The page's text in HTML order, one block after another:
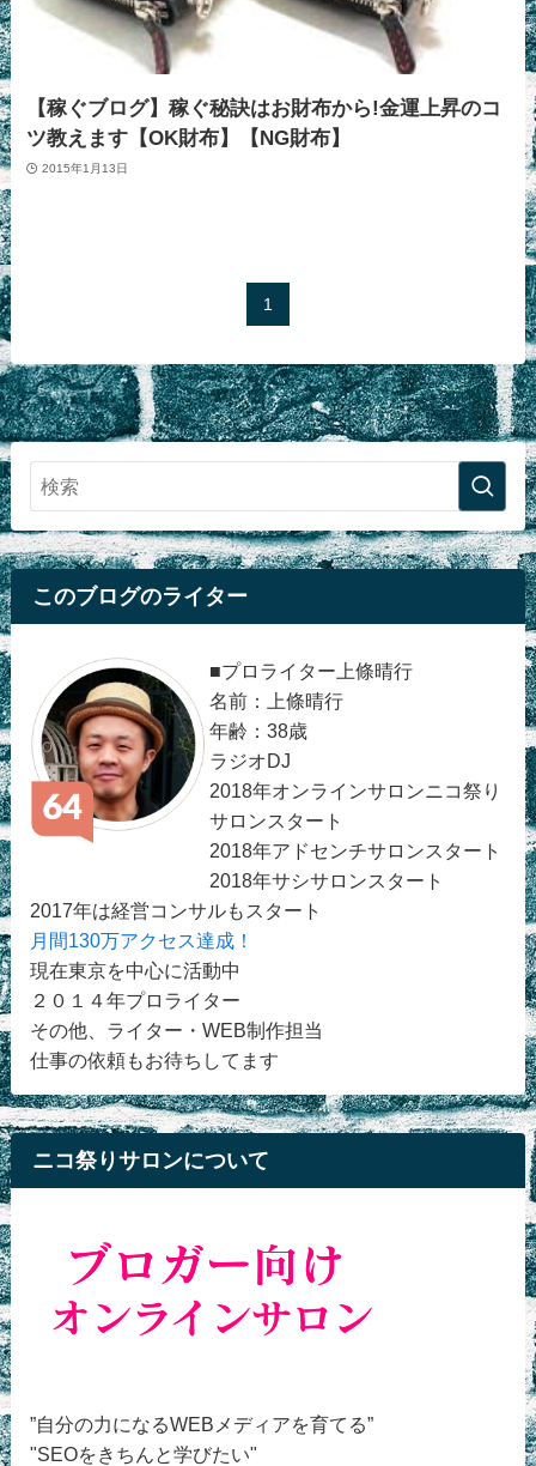
【稼ぐブログ】稼ぐ秘訣はお財布から!金運上昇のコ
ツ教えます【OK財布】【NG財布】
2015年1月13日
1
このブログのライター
■プロライター上條晴行
名前：上條晴行
年齢：38歳
ラジオDJ
2018年オンラインサロンニコ祭り
サロンスタート
2018年アドセンチサロンスタート
2018年サシサロンスタート
2017年は経営コンサルもスタート
月間130万アクセス達成！
現在東京を中心に活動中
２０１４年プロライター
その他、ライター・WEB制作担当
仕事の依頼もお待ちしてます
ニコ祭りサロンについて
”自分の力になるWEBメディアを育てる”
"SEOをきちんと学びたい"